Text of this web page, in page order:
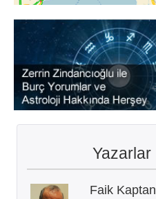
Yazarlar
Faik Kaptan